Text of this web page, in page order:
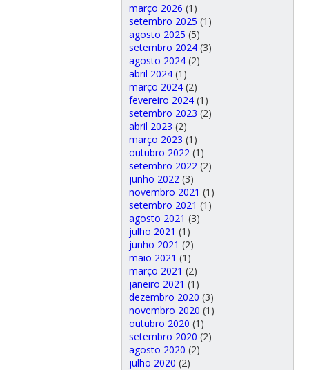
março 2026 (1)
setembro 2025 (1)
agosto 2025 (5)
setembro 2024(3)
agosto 2024(2)
abril 2024(1)
março 2024(2)
fevereiro 2024(1)
setembro 2023 (2)
abril 2023 (2)
março 2023 (1)
outubro 2022 (1)
setembro 2022 (2)
junho 2022 (3)
novembro 2021 (1)
setembro 2021 (1)
agosto 2021 (3)
julho 2021 (1)
junho 2021 (2)
maio 2021 (1)
março 2021 (2)
janeiro 2021 (1)
dezembro 2020 (3)
novembro 2020 (1)
outubro 2020 (1)
setembro 2020 (2)
agosto 2020 (2)
julho 2020 (2)